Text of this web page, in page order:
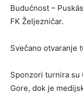
Budućnost –
FK Željezničar.
Svečano otvaranje
Sponzori turnira su
Gore, dok je